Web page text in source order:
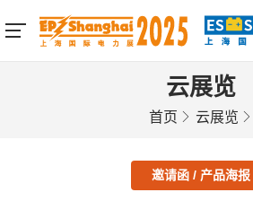
云展览
首页 云展览
邀请函 / 产品海报